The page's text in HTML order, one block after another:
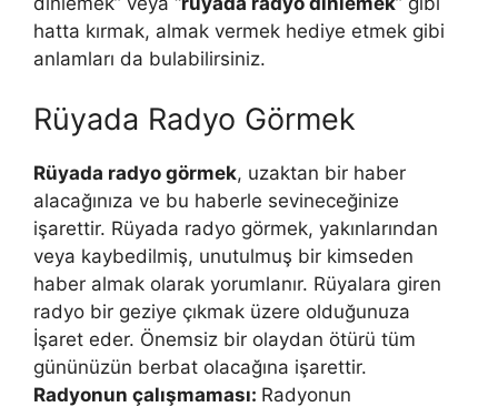
hatta kırmak, almak vermek hediye etmek gibi
anlamları da bulabilirsiniz.
Rüyada Radyo Görmek
Rüyada radyo görmek, uzaktan bir haber
alacağınıza ve bu haberle sevineceğinize
işarettir. Rüyada radyo görmek, yakınlarından
veya kaybedilmiş, unutulmuş bir kimseden
haber almak olarak yorumlanır. Rüyalara giren
radyo bir geziye çıkmak üzere olduğunuza
İşaret eder. Önemsiz bir olaydan ötürü tüm
gününüzün berbat olacağına işarettir.
Radyonun çalışmaması: Radyonun